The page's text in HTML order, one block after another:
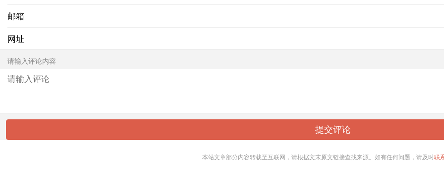
邮箱
网址
请输入评论内容
本站文章部分内容转载至互联网，请根据文末原文链接查找来源。如有任何问题，请及时联